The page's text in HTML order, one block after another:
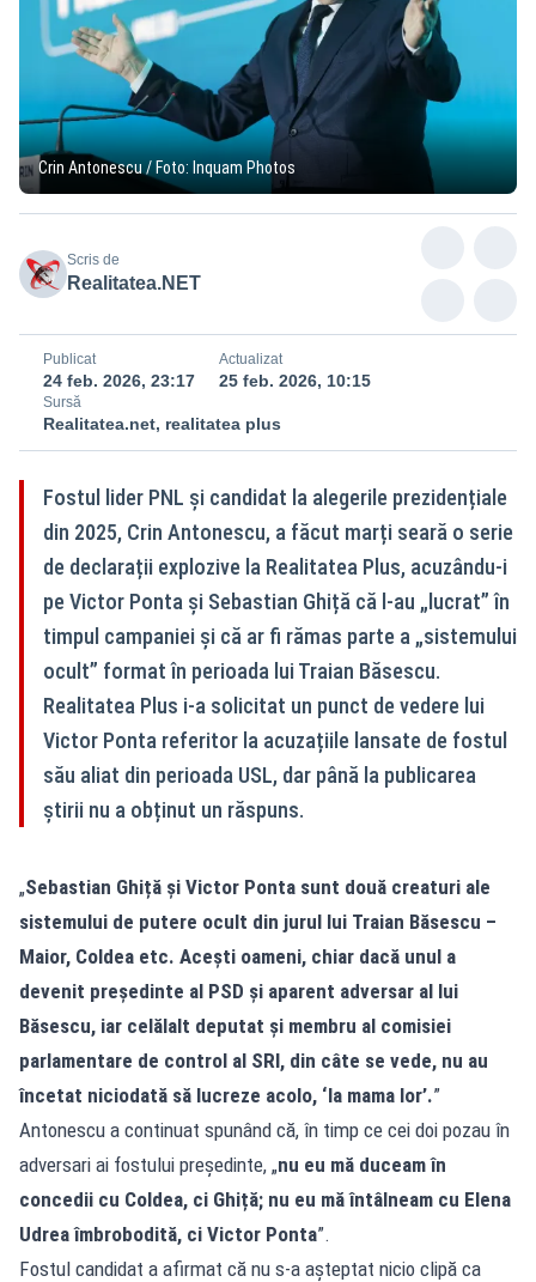
Crin Antonescu / Foto: Inquam Photos
Scris de
Realitatea.NET
Publicat
24 feb. 2026, 23:17
Actualizat
25 feb. 2026, 10:15
Sursă
Realitatea.net, realitatea plus
Fostul lider PNL și candidat la alegerile prezidențiale
din 2025, Crin Antonescu, a făcut marți seară o serie
de declarații explozive la Realitatea Plus, acuzându-i
pe Victor Ponta și Sebastian Ghiță că l-au „lucrat” în
timpul campaniei și că ar fi rămas parte a „sistemului
ocult” format în perioada lui Traian Băsescu.
Realitatea Plus i-a solicitat un punct de vedere lui
Victor Ponta referitor la acuzațiile lansate de fostul
său aliat din perioada USL, dar până la publicarea
știrii nu a obținut un răspuns.
„Sebastian Ghiță și Victor Ponta sunt două creaturi ale
sistemului de putere ocult din jurul lui Traian Băsescu –
Maior, Coldea etc. Acești oameni, chiar dacă unul a
devenit președinte al PSD și aparent adversar al lui
Băsescu, iar celălalt deputat și membru al comisiei
parlamentare de control al SRI, din câte se vede, nu au
încetat niciodată să lucreze acolo, ‘la mama lor’.”
Antonescu a continuat spunând că, în timp ce cei doi pozau în
adversari ai fostului președinte, „nu eu mă duceam în
concedii cu Coldea, ci Ghiță; nu eu mă întâlneam cu Elena
Udrea îmbrobodită, ci Victor Ponta”.
Fostul candidat a afirmat că nu s-a așteptat nicio clipă ca